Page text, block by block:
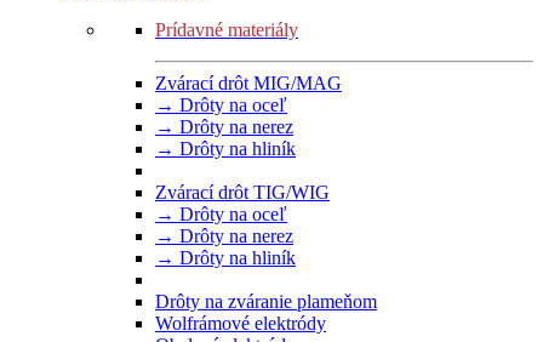
Prídavné materiály
Zvárací drôt MIG/MAG
→ Drôty na oceľ
→ Drôty na nerez
→ Drôty na hliník
Zvárací drôt TIG/WIG
→ Drôty na oceľ
→ Drôty na nerez
→ Drôty na hliník
Drôty na zváranie plameňom
Wolfrámové elektródy